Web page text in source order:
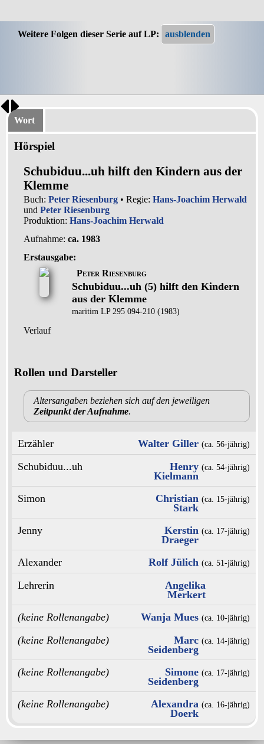
Weitere Folgen dieser Serie auf LP:
Wort
Hörspiel
Schubiduu...uh hilft den Kindern aus der
Klemme
Buch: Peter Riesenburg • Regie: Hans-Joachim Herwald
und Peter Riesenburg
Produktion: Hans-Joachim Herwald
Aufnahme: ca. 1983
Erstausgabe:
Peter Riesenburg
Schubiduu...uh (5) hilft den Kindern
aus der Klemme
maritim LP 295 094-210 (1983)
Verlauf
Rollen und Darsteller
Altersangaben beziehen sich auf den jeweiligen
Zeitpunkt der Aufnahme.
Erzähler Walter Giller (ca. 56‑jährig)
Schubiduu...uh
Henry
Kielmann
(ca. 54‑jährig)
Simon
Christian
Stark
(ca. 15‑jährig)
Jenny
Kerstin
Draeger
(ca. 17‑jährig)
Alexander Rolf Jülich (ca. 51‑jährig)
Lehrerin
Angelika
Merkert
(keine Rollenangabe)
Wanja Mues (ca. 10‑jährig)
(keine Rollenangabe)
Marc
Seidenberg
(ca. 14‑jährig)
(keine Rollenangabe)
Simone
Seidenberg
(ca. 17‑jährig)
(keine Rollenangabe)
Alexandra
Doerk
(ca. 16‑jährig)